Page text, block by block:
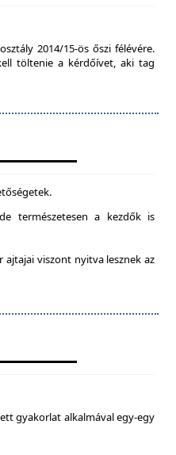
2014/15-ös őszi félévére.
töltenie a kérdőívet, aki tag
természetesen a kezdők is
ajtajai viszont nyitva lesznek az
gyakorlat alkalmával egy-egy